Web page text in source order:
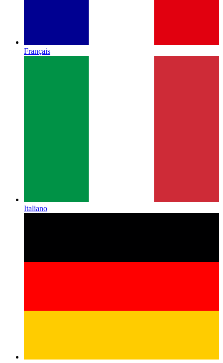
Français
Italiano